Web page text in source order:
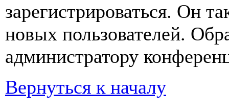
зарегистрироваться. Он
новых пользователей.
администратору
Вернуться к началу